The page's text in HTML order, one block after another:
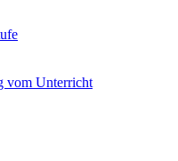
vom Unterricht